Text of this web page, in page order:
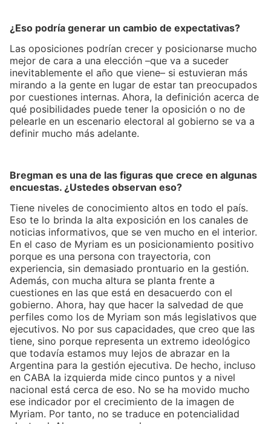
¿Eso podría generar un cambio de expectativas?
Las oposiciones podrían crecer y posicionarse mucho
mejor de cara a una elección –que va a suceder
inevitablemente el año que viene– si estuvieran más
mirando a la gente en lugar de estar tan preocupados
por cuestiones internas. Ahora, la definición acerca de
qué posibilidades puede tener la oposición o no de
pelearle en un escenario electoral al gobierno se va a
definir mucho más adelante.
Bregman es una de las figuras que crece en algunas
encuestas. ¿Ustedes observan eso?
Tiene niveles de conocimiento altos en todo el país.
Eso te lo brinda la alta exposición en los canales de
noticias informativos, que se ven mucho en el interior.
En el caso de Myriam es un posicionamiento positivo
porque es una persona con trayectoria, con
experiencia, sin demasiado prontuario en la gestión.
Además, con mucha altura se planta frente a
cuestiones en las que está en desacuerdo con el
gobierno. Ahora, hay que hacer la salvedad de que
perfiles como los de Myriam son más legislativos que
ejecutivos. No por sus capacidades, que creo que las
tiene, sino porque representa un extremo ideológico
que todavía estamos muy lejos de abrazar en la
Argentina para la gestión ejecutiva. De hecho, incluso
en CABA la izquierda mide cinco puntos y a nivel
nacional está cerca de eso. No se ha movido mucho
ese indicador por el crecimiento de la imagen de
Myriam. Por tanto, no se traduce en potencialidad